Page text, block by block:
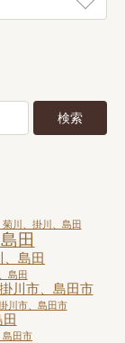
川、掛川、島田
田
島田
島田
川市、島田市
川市、島田市
島田市